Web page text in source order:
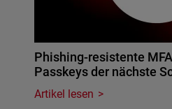
Phishing-resistente
Passkeys der nächste
Artikel lesen